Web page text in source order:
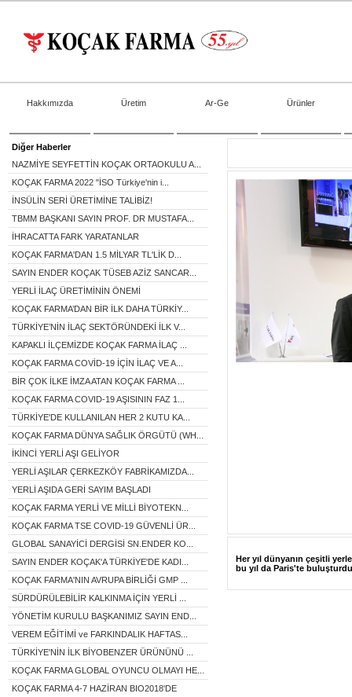
Hakkımızda Üretim Ar-Ge Ürünler
Diğer Haberler
NAZMİYE SEYFETTİN KOÇAK ORTAOKULU A...
KOÇAK FARMA 2022 "İSO Türkiye'nin i...
İNSÜLİN SERİ ÜRETİMİNE TALİBİZ!
TBMM BAŞKANI SAYIN PROF. DR MUSTAFA...
İHRACATTA FARK YARATANLAR
KOÇAK FARMA'DAN 1.5 MİLYAR TL'LİK D...
SAYIN ENDER KOÇAK TÜSEB AZİZ SANCAR...
YERLİ İLAÇ ÜRETİMİNİN ÖNEMİ
KOÇAK FARMA’DAN BİR İLK DAHA TÜRKİY...
TÜRKİYE’NİN İLAÇ SEKTÖRÜNDEKİ İLK V...
KAPAKLI İLÇEMİZDE KOÇAK FARMA İLAÇ ...
KOÇAK FARMA COVİD-19 İÇİN İLAÇ VE A...
BİR ÇOK İLKE İMZA ATAN KOÇAK FARMA ...
KOÇAK FARMA COVID-19 AŞISININ FAZ 1...
TÜRKİYE'DE KULLANILAN HER 2 KUTU KA...
KOÇAK FARMA DÜNYA SAĞLIK ÖRGÜTÜ (WH...
İKİNCİ YERLİ AŞI GELİYOR
YERLİ AŞILAR ÇERKEZKÖY FABRİKAMIZDA...
YERLİ AŞIDA GERİ SAYIM BAŞLADI
KOÇAK FARMA YERLİ VE MİLLİ BİYOTEKN...
KOÇAK FARMA TSE COVID-19 GÜVENLİ ÜR...
GLOBAL SANAYİCİ DERGİSİ SN.ENDER KO...
SAYIN ENDER KOÇAK'A TÜRKİYE'DE KADI...
KOÇAK FARMA'NIN AVRUPA BİRLİĞİ GMP ...
SÜRDÜRÜLEBİLİR KALKINMA İÇİN YERLİ ...
YÖNETİM KURULU BAŞKANIMIZ SAYIN END...
VEREM EĞİTİMİ ve FARKINDALIK HAFTAS...
TÜRKİYE'NİN İLK BİYOBENZER ÜRÜNÜNÜ ...
KOÇAK FARMA GLOBAL OYUNCU OLMAYI HE...
KOÇAK FARMA 4-7 HAZİRAN BIO2018'DE
Her yıl dünyanın çeşitli
bu yıl da Paris'te buluşturdu